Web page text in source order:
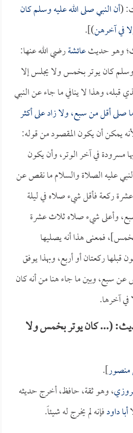
(أن النبي صلى الله عليه وسلم كان
في آخرهن)].
وهو حديثعائشةرضي الله عنها:
وسلم كان يوتر بخمس ولا يجلس إلا
وهذا لا ينافي ما جاء عن النبي
صلى أقل من سبع، ولا زاد على أكثر
يمكن أن يكون المقصود من قوله:
مسرودة في آخر الوتر، وأن يكون
عليه الصلاة والسلام ما نقص عن
ركعة فأقل شيء صلاه في ليلة
وأعلى شيء صلاه ثلاث عشرة
فمعنى هذا أنه يصليها
قبلها ركعتان أو أربع، وبهذا يوفق
عن سبع، وبين ما جاء هنا من أنه كان
آخرها.
(... كان يوتر بخمس ولا
].
، وهو ثقة، حافظ، أخرج حديثه
أبا داودفإنه لم يخرج له شيئاً.